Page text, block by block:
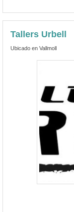
Tallers Urbell
Ubicado en Vallmoll